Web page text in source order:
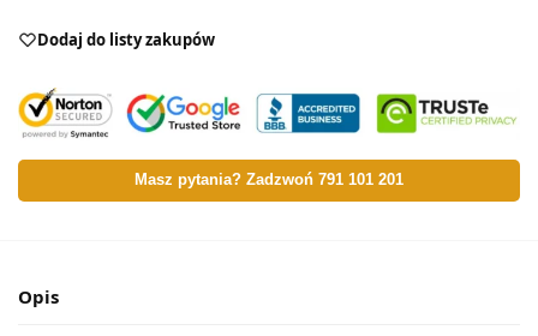
Dodaj do listy zakupów
Masz pytania? Zadzwoń 791 101 201
Opis